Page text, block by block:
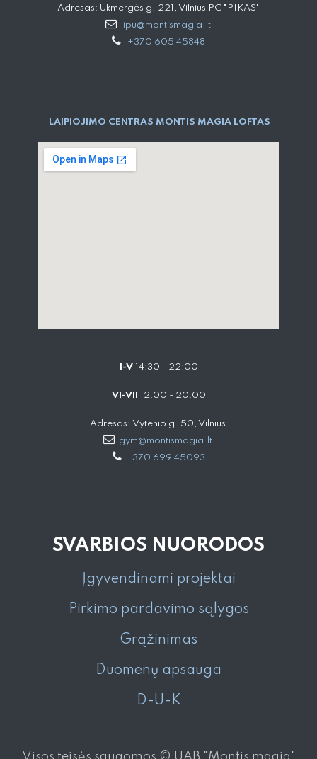
Adresas: Ukmergės g. 221, Vilnius PC "PIKAS"
lipu@montismagia.lt
+370 605 45848
LAIPIOJIMO CENTRAS MONTIS MAGIA LOFTAS
I-V14:30 - 22:00
VI-VII 12:00 - 20:00
Adresas: Vytenio g. 50, Vilnius
gym@montismagia.lt
+370 699 45093
SVARBIOS NUORODOS
Įgyvendinami projektai
Pirkimo pardavimo sąlygos
Grąžinimas
Duomenų apsauga
D-U-K